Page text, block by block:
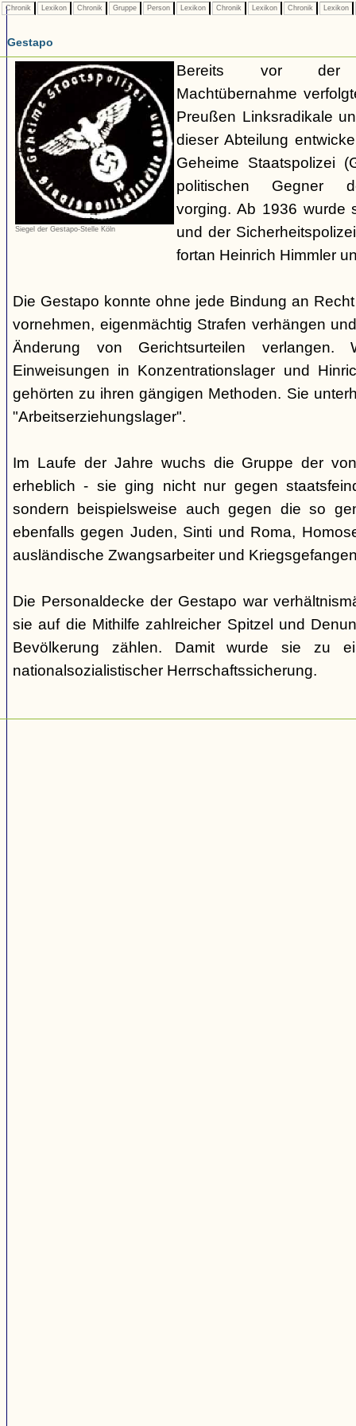
Chronik Lexikon Chronik Gruppe Person Lexikon Chronik Lexikon Chronik Lexikon
Gestapo
Siegel der Gestapo-Stelle Köln
Bereits vor der
Machtübernahme
Preußen Linksradikale
dieser Abteilung
Geheime Staatspolizei
politischen Gegner
vorging. Ab 1936 wurde
und der
fortan Heinrich Himmler
Die Gestapo konnte ohne jede Bindung an
vornehmen, eigenmächtig Strafen verhängen
Änderung von Gerichtsurteilen verlangen.
Einweisungen in Konzentrationslager und
gehörten zu ihren gängigen Methoden. Sie
"Arbeitserziehungslager".
Im Laufe der Jahre wuchs die Gruppe der
erheblich - sie ging nicht nur gegen
sondern beispielsweise auch gegen die so
ebenfalls gegen Juden, Sinti und Roma,
ausländische Zwangsarbeiter und
Die Personaldecke der Gestapo war
sie auf die Mithilfe zahlreicher Spitzel und
Bevölkerung zählen. Damit wurde sie zu
nationalsozialistischer Herrschaftssicherung.